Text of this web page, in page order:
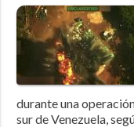
durante una
sur de Venezuela,